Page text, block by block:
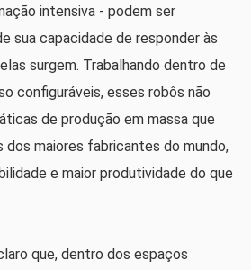
intensiva - podem ser
sua capacidade de responder às
surgem. Trabalhando dentro de
configuráveis, esses robôs não
de produção em massa que
dos maiores fabricantes do mundo,
e maior produtividade do que
que, dentro dos espaços